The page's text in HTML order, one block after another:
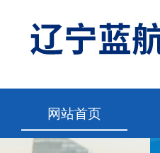
网站首页